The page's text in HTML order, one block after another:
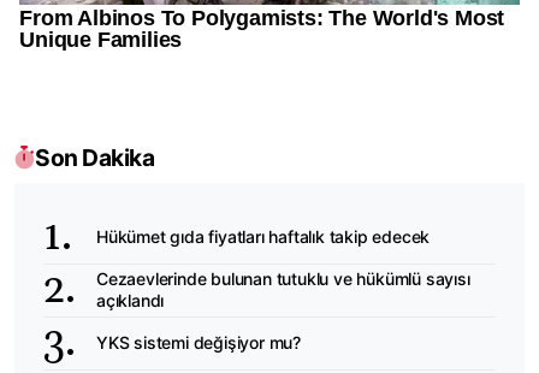
Son Dakika
Hükümet gıda fiyatları haftalık takip edecek
Cezaevlerinde bulunan tutuklu ve hükümlü sayısı
açıklandı
YKS sistemi değişiyor mu?